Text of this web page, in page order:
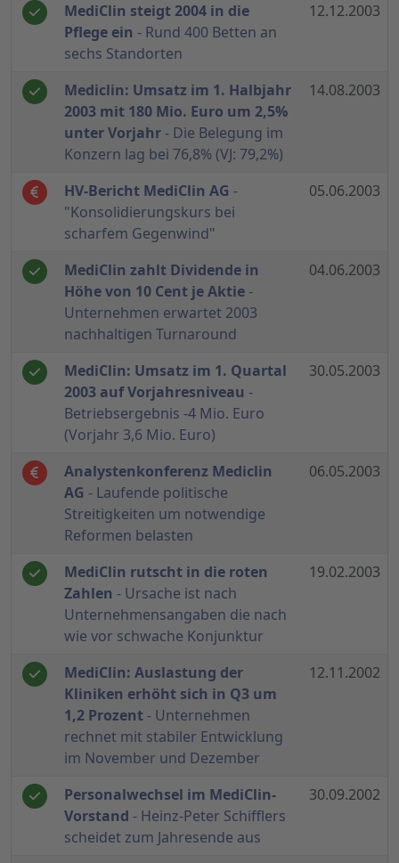
MediClin steigt 2004 in die
Pflege ein - Rund 400 Betten an
sechs Standorten
12.12.2003
Mediclin: Umsatz im 1. Halbjahr
2003 mit 180 Mio. Euro um 2,5%
unter Vorjahr - Die Belegung im
Konzern lag bei 76,8% (VJ: 79,2%)
14.08.2003
HV-Bericht MediClin AG -
"Konsolidierungskurs bei
scharfem Gegenwind"
05.06.2003
MediClin zahlt Dividende in
Höhe von 10 Cent je Aktie -
Unternehmen erwartet 2003
nachhaltigen Turnaround
04.06.2003
MediClin: Umsatz im 1. Quartal
2003 auf Vorjahresniveau -
Betriebsergebnis -4 Mio. Euro
(Vorjahr 3,6 Mio. Euro)
30.05.2003
Analystenkonferenz Mediclin
AG - Laufende politische
Streitigkeiten um notwendige
Reformen belasten
06.05.2003
MediClin rutscht in die roten
Zahlen - Ursache ist nach
Unternehmensangaben die nach
wie vor schwache Konjunktur
19.02.2003
MediClin: Auslastung der
Kliniken erhöht sich in Q3 um
1,2 Prozent - Unternehmen
rechnet mit stabiler Entwicklung
im November und Dezember
12.11.2002
Personalwechsel im MediClin-
Vorstand - Heinz-Peter Schifflers
scheidet zum Jahresende aus
30.09.2002